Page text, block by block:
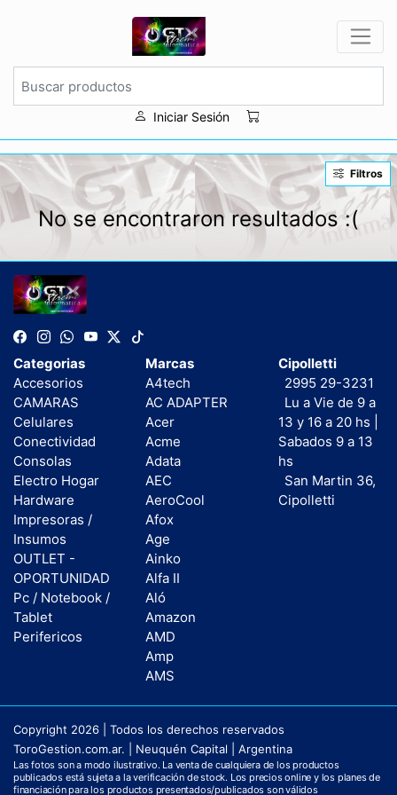
Iniciar Sesión
Filtros
No se encontraron resultados :(
Categorias
Accesorios
CAMARAS
Celulares
Conectividad
Consolas
Electro Hogar
Hardware
Impresoras /
Insumos
OUTLET -
OPORTUNIDAD
Pc / Notebook /
Tablet
Perifericos
Marcas
A4tech
AC ADAPTER
Acer
Acme
Adata
AEC
AeroCool
Afox
Age
Ainko
Alfa II
Aló
Amazon
AMD
Amp
AMS
Cipolletti
2995 29-3231
Lu a Vie de 9 a
13 y 16 a 20 hs |
Sabados 9 a 13
hs
San Martin 36,
Cipolletti
Copyright 2026 | Todos los derechos reservados
ToroGestion.com.ar. | Neuquén Capital | Argentina
Las fotos son a modo ilustrativo. La venta de cualquiera de los productos
publicados está sujeta a la verificación de stock. Los precios online y los planes de
financiación para los productos presentados/publicados son válidos